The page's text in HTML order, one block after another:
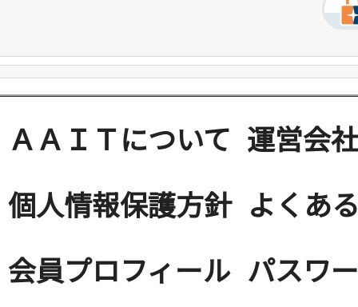
ＡＡＩＴについて 運営会社
個人情報保護方針 よくあ
会員プロフィール パスワ